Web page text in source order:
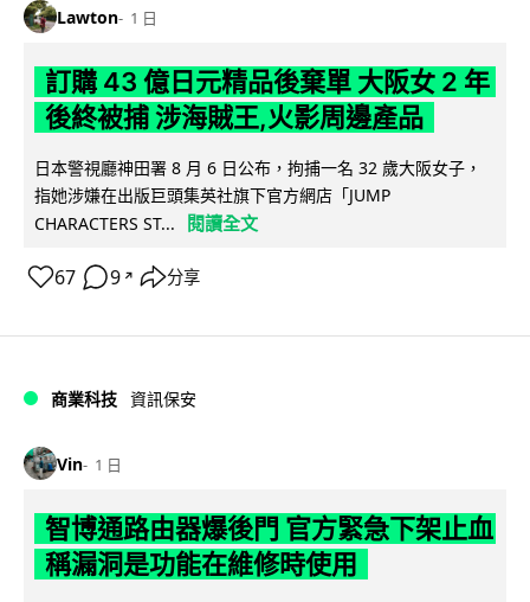
Lawton 1 日
訂購 43 億日元精品後棄單 大阪女 2 年
後終被捕 涉海賊王,火影周邊產品
日本警視廳神田署 8 月 6 日公布，拘捕一名 32 歲大阪女子，
指她涉嫌在出版巨頭集英社旗下官方網店「JUMP
CHARACTERS ST...
閱讀全文
67 9 ↗ 分享
商業科技 資訊保安
Vin 1 日
智博通路由器爆後門 官方緊急下架止血
稱漏洞是功能在維修時使用